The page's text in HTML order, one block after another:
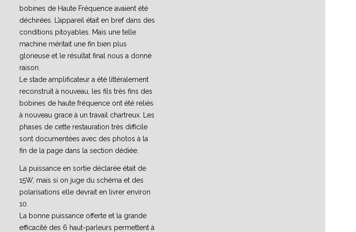
bobines de Haute Fréquence avaient été
déchirées. L’appareil était en bref dans des
conditions pitoyables. Mais une telle
machine méritait une fin bien plus
glorieuse et le résultat final nous a donné
raison.
Le stade amplificateur a été littéralement
reconstruit à nouveau, les fils très fins des
bobines de haute fréquence ont été reliés
à nouveau grace à un travail chartreux. Les
phases de cette restauration très difficile
sont documentées avec des photos à la
fin de la page dans la section dédiée.
La puissance en sortie déclarée était de
15W, mais si on juge du schéma et des
polarisations elle devrait en livrer environ
10.
La bonne puissance offerte et la grande
efficacité des 6 haut-parleurs permettent à